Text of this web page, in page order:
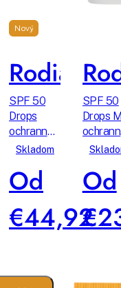
Nový
Rodial
SPF 50
Drops
ochranné
sérum
Skladom
Od
€44,92
SPF 50
Drops
sérum
Od